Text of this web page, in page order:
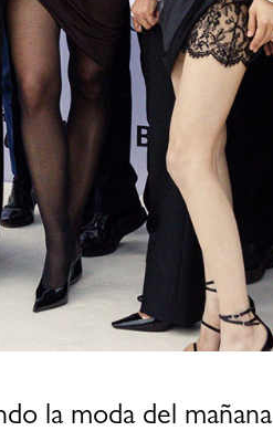
la moda del mañana